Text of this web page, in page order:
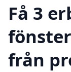
Få 3
från